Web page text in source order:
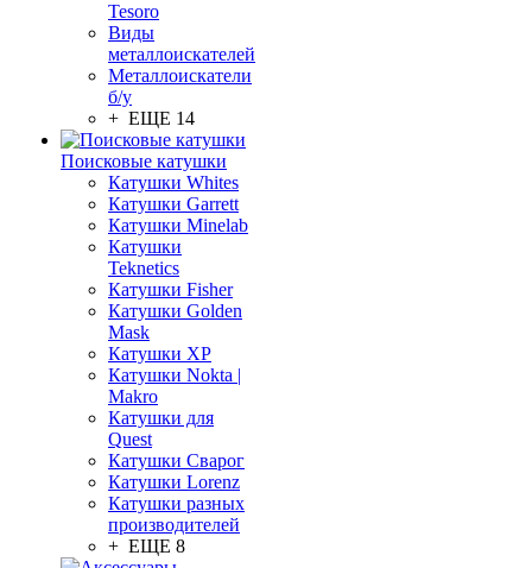
Tesoro
Виды
металлоискателей
Металлоискатели
б/у
+ ЕЩЕ 14
Поисковые катушки
Катушки Whites
Катушки Garrett
Катушки Minelab
Катушки
Teknetics
Катушки Fisher
Катушки Golden
Mask
Катушки XP
Катушки Nokta |
Makro
Катушки для
Quest
Катушки Сварог
Катушки Lorenz
Катушки разных
производителей
+ ЕЩЕ 8